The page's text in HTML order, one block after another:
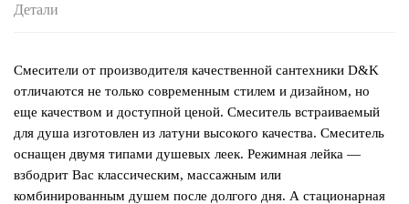
Детали
Смесители от производителя качественной сантехники D&K
отличаются не только современным стилем и дизайном, но
еще качеством и доступной ценой. Смеситель встраиваемый
для душа изготовлен из латуни высокого качества. Смеситель
оснащен двумя типами душевых леек. Режимная лейка —
взбодрит Вас классическим, массажным или
комбинированным душем после долгого дня. А стационарная